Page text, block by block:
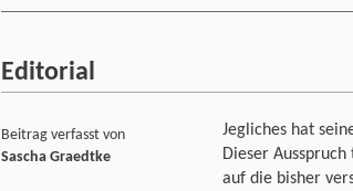
Editorial
Jegliches hat
Dieser
auf die bisher
Beitrag verfasst von
Sascha Graedtke